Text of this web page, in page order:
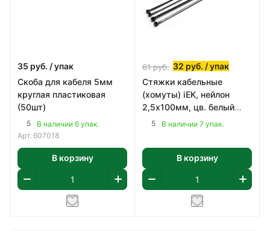
35 руб. / упак
Скоба для кабеля 5мм
круглая пластиковая
(50шт)
5
В наличии 6 упак.
Арт. 607018
В корзину
61руб. 32 руб. / упак
Стяжки кабельные
(хомуты) iEK, нейлон
2,5х100мм, цв. белый
(50шт)
5 В наличии 7 упак.
В корзину